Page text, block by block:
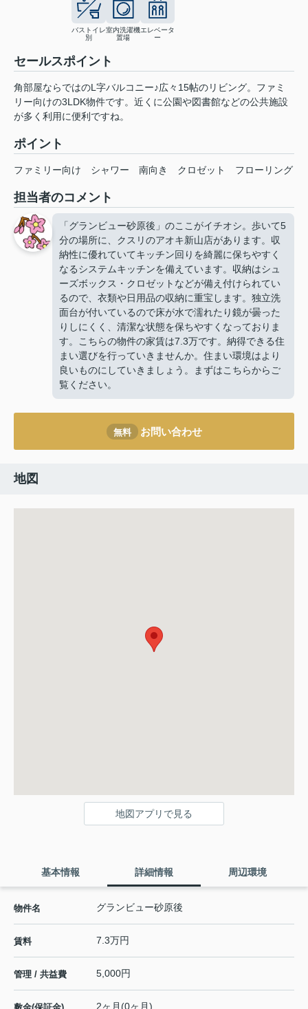
バストイレ
別
室内洗濯機
置場
エレベータ
ー
セールスポイント
角部屋ならではのL字バルコニー♪広々15帖のリビング。ファミ
リー向けの3LDK物件です。近くに公園や図書館などの公共施設
が多く利用に便利ですね。
ポイント
ファミリー向け シャワー 南向き クロゼット フローリング
担当者のコメント
「グランビュー砂原後」のここがイチオシ。歩いて5
分の場所に、クスリのアオキ新山店があります。収
納性に優れていてキッチン回りを綺麗に保ちやすく
なるシステムキッチンを備えています。収納はシュ
ーズボックス・クロゼットなどが備え付けられてい
るので、衣類や日用品の収納に重宝します。独立洗
面台が付いているので床が水で濡れたり鏡が曇った
りしにくく、清潔な状態を保ちやすくなっておりま
す。こちらの物件の家賃は7.3万です。納得できる住
まい選びを行っていきませんか。住まい環境はより
良いものにしていきましょう。まずはこちらからご
覧ください。
無料 お問い合わせ
地図
地図アプリで見る
基本情報 詳細情報 周辺環境
物件名 グランビュー砂原後
賃料 7.3万円
管理 / 共益費 5,000円
2ヶ月(0ヶ月)